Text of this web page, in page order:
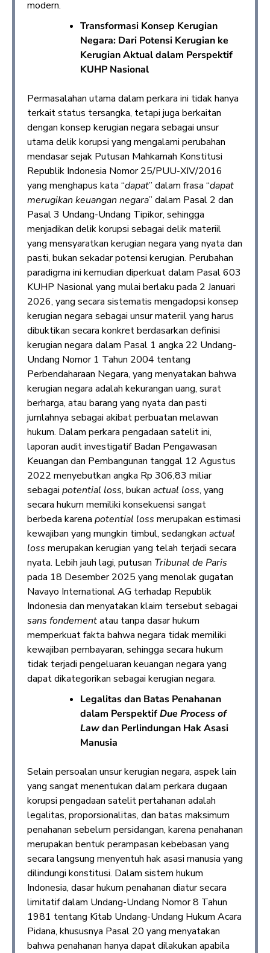
modern.
Transformasi Konsep Kerugian
Negara: Dari Potensi Kerugian ke
Kerugian Aktual dalam Perspektif
KUHP Nasional
Permasalahan utama dalam perkara ini tidak hanya
terkait status tersangka, tetapi juga berkaitan
dengan konsep kerugian negara sebagai unsur
utama delik korupsi yang mengalami perubahan
mendasar sejak Putusan Mahkamah Konstitusi
Republik Indonesia Nomor 25/PUU-XIV/2016
yang menghapus kata “dapat” dalam frasa “dapat
merugikan keuangan negara” dalam Pasal 2 dan
Pasal 3 Undang-Undang Tipikor, sehingga
menjadikan delik korupsi sebagai delik materiil
yang mensyaratkan kerugian negara yang nyata dan
pasti, bukan sekadar potensi kerugian. Perubahan
paradigma ini kemudian diperkuat dalam Pasal 603
KUHP Nasional yang mulai berlaku pada 2 Januari
2026, yang secara sistematis mengadopsi konsep
kerugian negara sebagai unsur materiil yang harus
dibuktikan secara konkret berdasarkan definisi
kerugian negara dalam Pasal 1 angka 22 Undang-
Undang Nomor 1 Tahun 2004 tentang
Perbendaharaan Negara, yang menyatakan bahwa
kerugian negara adalah kekurangan uang, surat
berharga, atau barang yang nyata dan pasti
jumlahnya sebagai akibat perbuatan melawan
hukum. Dalam perkara pengadaan satelit ini,
laporan audit investigatif Badan Pengawasan
Keuangan dan Pembangunan tanggal 12 Agustus
2022 menyebutkan angka Rp 306,83 miliar
sebagai potential loss, bukan actual loss, yang
secara hukum memiliki konsekuensi sangat
berbeda karena potential loss merupakan estimasi
kewajiban yang mungkin timbul, sedangkan actual
loss merupakan kerugian yang telah terjadi secara
nyata. Lebih jauh lagi, putusan Tribunal de Paris
pada 18 Desember 2025 yang menolak gugatan
Navayo International AG terhadap Republik
Indonesia dan menyatakan klaim tersebut sebagai
sans fondementatau tanpa dasar hukum
memperkuat fakta bahwa negara tidak memiliki
kewajiban pembayaran, sehingga secara hukum
tidak terjadi pengeluaran keuangan negara yang
dapat dikategorikan sebagai kerugian negara.
Legalitas dan Batas Penahanan
dalam PerspektifDue Process of
Lawdan Perlindungan Hak Asasi
Manusia
Selain persoalan unsur kerugian negara, aspek lain
yang sangat menentukan dalam perkara dugaan
korupsi pengadaan satelit pertahanan adalah
legalitas, proporsionalitas, dan batas maksimum
penahanan sebelum persidangan, karena penahanan
merupakan bentuk perampasan kebebasan yang
secara langsung menyentuh hak asasi manusia yang
dilindungi konstitusi. Dalam sistem hukum
Indonesia, dasar hukum penahanan diatur secara
limitatif dalam Undang-Undang Nomor 8 Tahun
1981 tentang Kitab Undang-Undang Hukum Acara
Pidana, khususnya Pasal 20 yang menyatakan
bahwa penahanan hanya dapat dilakukan apabila